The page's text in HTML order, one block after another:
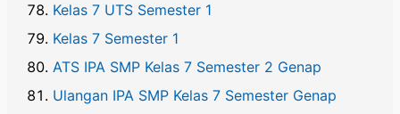
Kelas 7 UTS Semester 1
Kelas 7 Semester 1
ATS IPA SMP Kelas 7 Semester 2 Genap
Ulangan IPA SMP Kelas 7 Semester Genap